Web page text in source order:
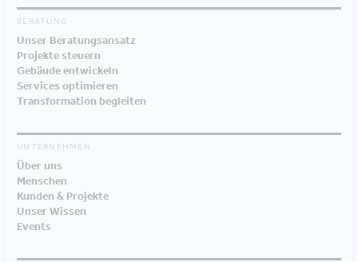
BERATUNG
Unser Beratungsansatz
Projekte steuern
Gebäude entwickeln
Services optimieren
Transformation begleiten
UNTERNEHMEN
Über uns
Menschen
Kunden & Projekte
Unser Wissen
Events